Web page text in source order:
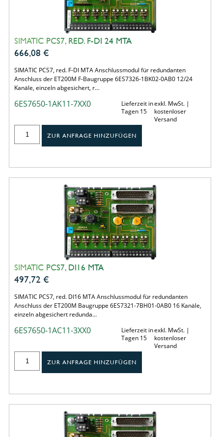
SIMATIC PCS7, RED. F-DI 24 MTA
666,08 €
SIMATIC PCS7, red. F-DI MTA Anschlussmodul für redundanten
Anschluss der ET200M F-Baugruppe 6ES7326-1BK02-0AB0 12/24
Kanäle, einzeln abgesichert, r…
6ES7650-1AK11-7XX0
Lieferzeit in
Tagen 15
exkl. MwSt. |
kostenloser
Versand
ZUR ANFRAGE HINZUFÜGEN
SIMATIC PCS7, DI16 MTA
497,72 €
SIMATIC PCS7, red. DI16 MTA Anschlussmodul für redundanten
Anschluss der ET200M Baugruppe 6ES7321-7BH01-0AB0 16 Kanäle,
einzeln abgesichert redunda…
6ES7650-1AC11-3XX0
Lieferzeit in
Tagen 15
exkl. MwSt. |
kostenloser
Versand
ZUR ANFRAGE HINZUFÜGEN